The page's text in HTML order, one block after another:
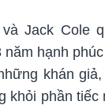
Jack Cole
hạnh
khán
khỏi phần